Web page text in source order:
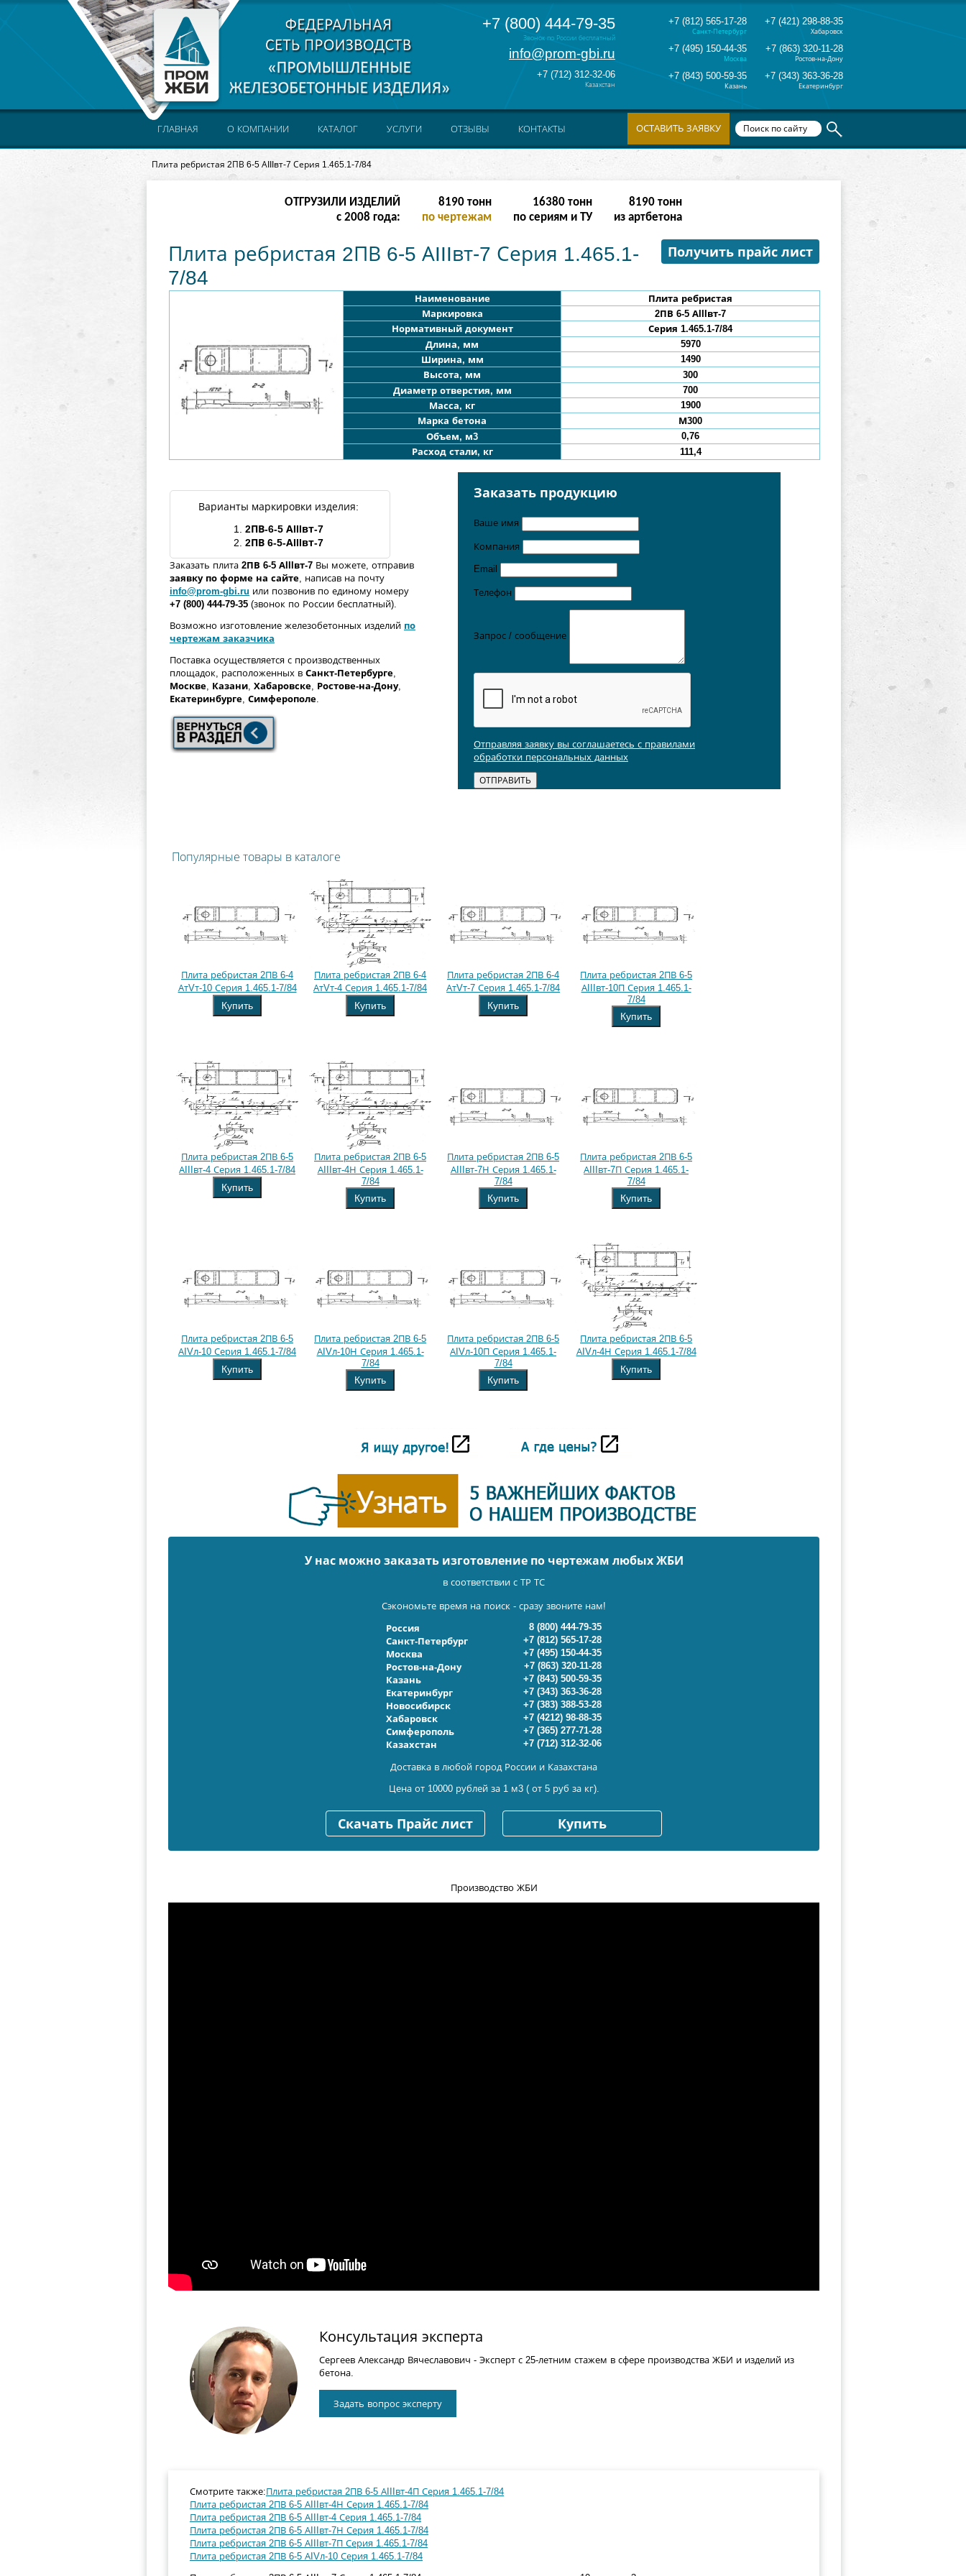
+7 (800) 444-79-35
Звонок по России бесплатный
info@prom-gbi.ru
+7 (712) 312-32-06
Казахстан
+7 (812) 565-17-28
Санкт-Петербург
+7 (421) 298-88-35
Хабаровск
+7 (495) 150-44-35
Москва
+7 (863) 320-11-28
Ростов-на-Дону
+7 (843) 500-59-35
Казань
+7 (343) 363-36-28
Екатеринбург
Плита ребристая 2ПВ 6-5 АIIIвт-7 Серия 1.465.1-7/84
ГЛАВНАЯ О КОМПАНИИ КАТАЛОГ УСЛУГИ ОТЗЫВЫ КОНТАКТЫ ОСТАВИТЬ ЗАЯВКУ
ОТГРУЗИЛИ ИЗДЕЛИЙ
с 2008 года:
16382тонн
по чертежам
32764тонн
по сериям и ТУ
16382тонн
из артбетона
Получить прайс лист
Плита ребристая 2ПВ 6-5 АIIIвт-7 Серия 1.465.1-
7/84
Наименование
Плита ребристая
Маркировка
2ПВ 6-5 АIIIвт-7
Нормативный документ
Серия 1.465.1-7/84
Длина, мм
5970
Ширина, мм
1490
Высота, мм
300
Диаметр отверстия, мм
700
Масса, кг
1900
Марка бетона
М300
Объем, м3
0,76
Расход стали, кг
111,4
Варианты маркировки изделия:
1.
2ПВ-6-5 АIIIвт-7
2. 2ПВ 6-5-АIIIвт-7
Заказать плита 2ПВ 6-5 АIIIвт-7 Вы можете, отправив
заявку по форме на сайте, написав на почту
info@prom-gbi.ru или позвонив по единому номеру
+7 (800) 444-79-35 (звонок по России бесплатный).
Возможно изготовление железобетонных изделий по
чертежам заказчика
Поставка осуществляется с производственных
площадок, расположенных в Санкт-Петербурге,
Москве, Казани, Хабаровске, Ростове-на-Дону,
Екатеринбурге, Симферополе.
Заказать продукцию
Ваше имя
Компания
Email
Телефон
Запрос / сообщение
Отправляя заявку вы соглашаетесь с правилами
обработки персональных данных
Популярные товары в каталоге
Плита ребристая 2ПВ 6-4
АтVт-10 Серия 1.465.1-7/84
Купить
Плита ребристая 2ПВ 6-4
АтVт-4 Серия 1.465.1-7/84
Купить
Плита ребристая 2ПВ 6-4
АтVт-7 Серия 1.465.1-7/84
Купить
Плита ребристая 2ПВ 6-5
АIIIвт-10П Серия 1.465.1-
7/84
Купить
Плита ребристая 2ПВ 6-5
АIIIвт-4 Серия 1.465.1-7/84
Купить
Плита ребристая 2ПВ 6-5
АIIIвт-4Н Серия 1.465.1-
7/84
Купить
Плита ребристая 2ПВ 6-5
АIIIвт-7Н Серия 1.465.1-
7/84
Купить
Плита ребристая 2ПВ 6-5
АIIIвт-7П Серия 1.465.1-
7/84
Купить
Плита ребристая 2ПВ 6-5
АIVл-10 Серия 1.465.1-7/84
Купить
Плита ребристая 2ПВ 6-5
АIVл-10Н Серия 1.465.1-
7/84
Купить
Плита ребристая 2ПВ 6-5
АIVл-10П Серия 1.465.1-
7/84
Купить
Плита ребристая 2ПВ 6-5
АIVл-4Н Серия 1.465.1-7/84
Купить
У нас можно заказать изготовление по чертежам любых ЖБИ
в соответствии с ТР ТС
Сэкономьте время на поиск - сразу звоните нам!
Россия
8 (800) 444-79-35
Санкт-Петербург
+7 (812) 565-17-28
Москва
+7 (495) 150-44-35
Ростов-на-Дону
+7 (863) 320-11-28
Казань
+7 (843) 500-59-35
Екатеринбург
+7 (343) 363-36-28
Новосибирск
+7 (383) 388-53-28
Хабаровск
+7 (4212) 98-88-35
Симферополь
+7 (365) 277-71-28
Казахстан
+7 (712) 312-32-06
Доставка в любой город России и Казахстана
Цена от 10000 рублей за 1 м3 ( от 5 руб за кг).
Скачать Прайс лист Купить
Производство ЖБИ
Консультация эксперта
Сергеев Александр Вячеславович - Эксперт с 25-летним стажем в сфере производства ЖБИ и изделий из
бетона.
Задать вопрос эксперту
Смотрите также:Плита ребристая 2ПВ 6-5 АIIIвт-4П Серия 1.465.1-7/84
Плита ребристая 2ПВ 6-5 АIIIвт-4Н Серия 1.465.1-7/84
Плита ребристая 2ПВ 6-5 АIIIвт-4 Серия 1.465.1-7/84
Плита ребристая 2ПВ 6-5 АIIIвт-7Н Серия 1.465.1-7/84
Плита ребристая 2ПВ 6-5 АIIIвт-7П Серия 1.465.1-7/84
Плита ребристая 2ПВ 6-5 АIVл-10 Серия 1.465.1-7/84